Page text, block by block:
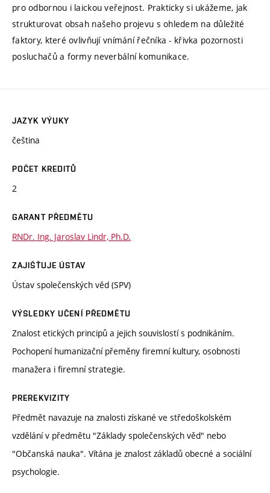
pro odbornou i laickou veřejnost. Prakticky si ukážeme, jak
strukturovat obsah našeho projevu s ohledem na důležité
faktory, které ovlivňují vnímání řečníka - křivka pozornosti
posluchačů a formy neverbální komunikace.
JAZYK VÝUKY
čeština
POČET KREDITŮ
2
GARANT PŘEDMĚTU
RNDr. Ing. Jaroslav Lindr, Ph.D.
ZAJIŠŤUJE ÚSTAV
Ústav společenských věd (SPV)
VÝSLEDKY UČENÍ PŘEDMĚTU
Znalost etických principů a jejich souvislostí s podnikáním.
Pochopení humanizační přeměny firemní kultury, osobnosti
manažera i firemní strategie.
PREREKVIZITY
Předmět navazuje na znalosti získané ve středoškolském
vzdělání v předmětu "Základy společenských věd" nebo
"Občanská nauka". Vítána je znalost základů obecné a sociální
psychologie.